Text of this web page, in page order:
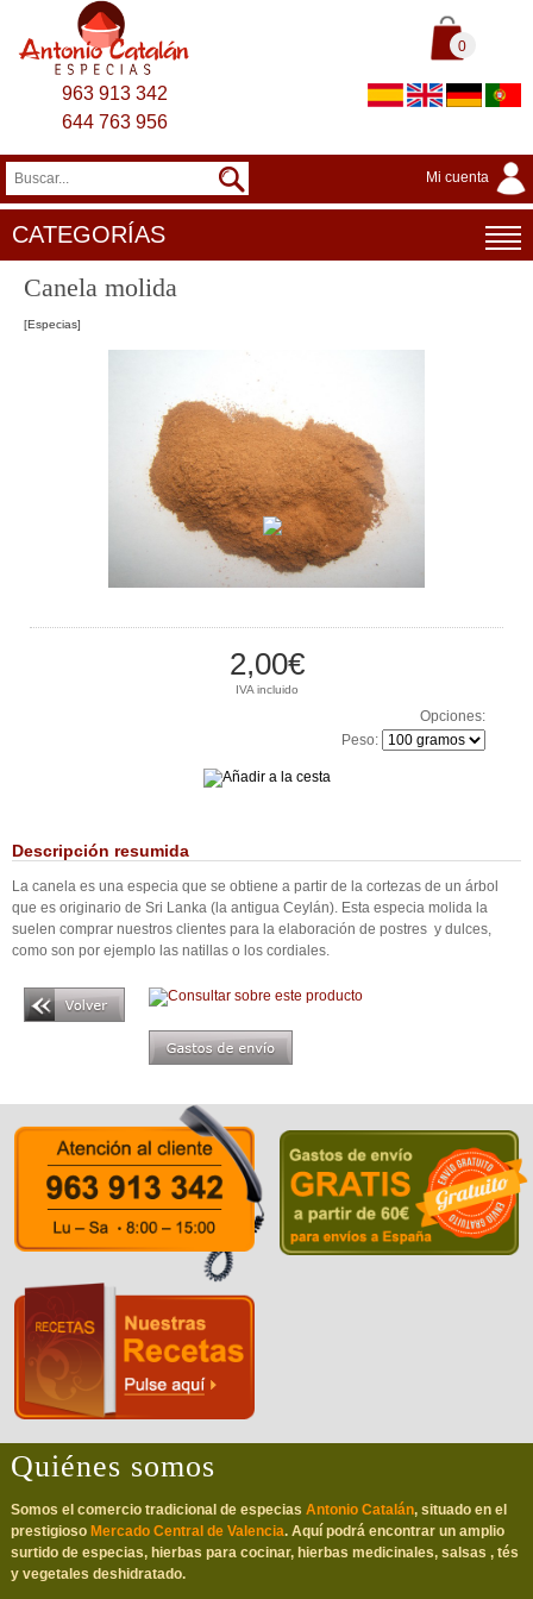
0
963 913 342
644 763 956
Mi cuenta
CATEGORÍAS
Canela molida
[Especias]
2,00€
IVA incluido
Opciones:
Peso:
Descripción resumida
La canela es una especia que se obtiene a partir de la cortezas de un árbol
que es originario de Sri Lanka (la antigua Ceylán). Esta especia molida la
suelen comprar nuestros clientes para la elaboración de postres y dulces,
como son por ejemplo las natillas o los cordiales.
Quiénes somos
Somos el comercio tradicional de especias Antonio Catalán, situado en el
prestigioso Mercado Central de Valencia. Aquí podrá encontrar un amplio
surtido de especias, hierbas para cocinar, hierbas medicinales, salsas , tés
y vegetales deshidratado.